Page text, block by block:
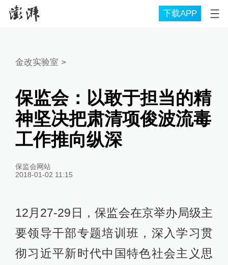
下载APP
金改实验室 >
保监会：以敢于担当的精
神坚决把肃清项俊波流毒
工作推向纵深
保监会网站
2018-01-02 11:15
12月27-29日，保监会在京举办局级主
要领导干部专题培训班，深入学习贯
彻习近平新时代中国特色社会主义思